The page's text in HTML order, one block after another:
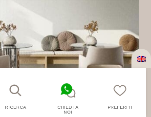
RICERCA
CHIEDI A
NOI
PREFERITI